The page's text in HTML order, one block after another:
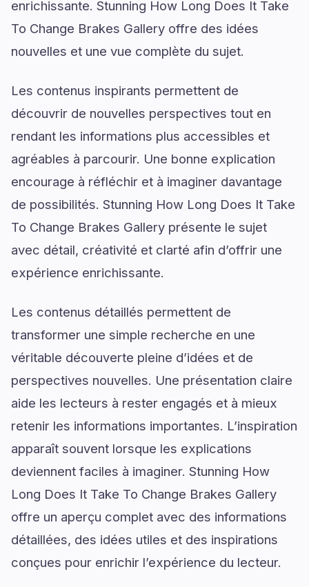
enrichissante. Stunning How Long Does It Take
To Change Brakes Gallery offre des idées
nouvelles et une vue complète du sujet.
Les contenus inspirants permettent de
découvrir de nouvelles perspectives tout en
rendant les informations plus accessibles et
agréables à parcourir. Une bonne explication
encourage à réfléchir et à imaginer davantage
de possibilités. Stunning How Long Does It Take
To Change Brakes Gallery présente le sujet
avec détail, créativité et clarté afin d’offrir une
expérience enrichissante.
Les contenus détaillés permettent de
transformer une simple recherche en une
véritable découverte pleine d’idées et de
perspectives nouvelles. Une présentation claire
aide les lecteurs à rester engagés et à mieux
retenir les informations importantes. L’inspiration
apparaît souvent lorsque les explications
deviennent faciles à imaginer. Stunning How
Long Does It Take To Change Brakes Gallery
offre un aperçu complet avec des informations
détaillées, des idées utiles et des inspirations
conçues pour enrichir l’expérience du lecteur.